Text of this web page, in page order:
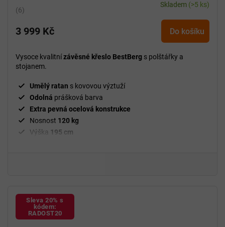
Průměrné
produktu
5,0
z
hvězdiček.
Skladem (>5 ks)
3 999 Kč Do košíku
Vysoce kvalitnízávěsné křeslo BestBerg s polštářky a
stojanem.
Umělý ratan s kovovou výztuží
Odolná prášková barva
Extra pevná ocelová konstrukce
Nosnost 120 kg
Výška 195 cm
Sleva 20% s
kódem:
RADOST20